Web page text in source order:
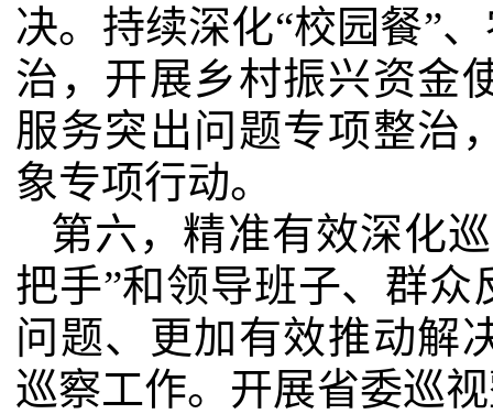
决。持续深化“校园餐”
治，开展乡村振兴资金
服务突出问题专项整治
象专项行动。
第六，精准有效深化
把手”和领导班子、群
问题、更加有效推动解
巡察工作。开展省委巡